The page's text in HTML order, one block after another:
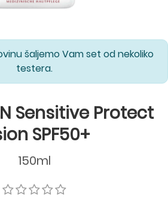
šaljemo Vam set od nekoliko
testera.
Sensitive Protect
SPF50+
150ml